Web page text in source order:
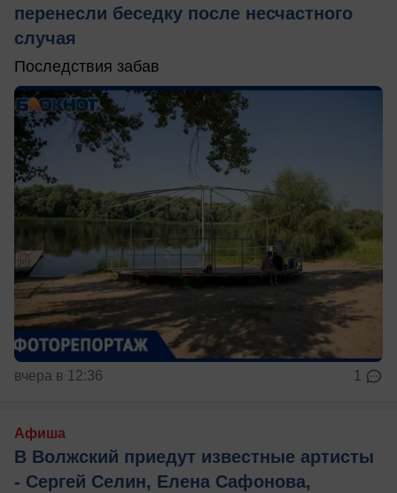
перенесли беседку после несчастного
случая
Последствия забав
вчера в 12:36 1
Афиша
В Волжский приедут известные артисты
- Сергей Селин, Елена Сафонова,